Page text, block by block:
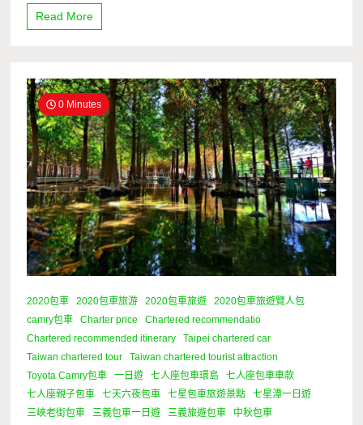
Read More
0 Minutes
2020包車 2020包車旅游 2020包車旅遊
2020包車旅遊覽人包
camry包車
Charter price
Chartered recommendatio
Chartered recommended itinerary
Taipei chartered car
Taiwan chartered tour
Taiwan chartered tourist attraction
Toyota Camry包車
一日遊 七人座包車環島
七人座包車車款
七人座親子包車
七天六夜包車 七星包車旅遊景點
七星潭一日遊
三峽老街包車
三義包車一日遊 三義旅遊包車
中秋包車